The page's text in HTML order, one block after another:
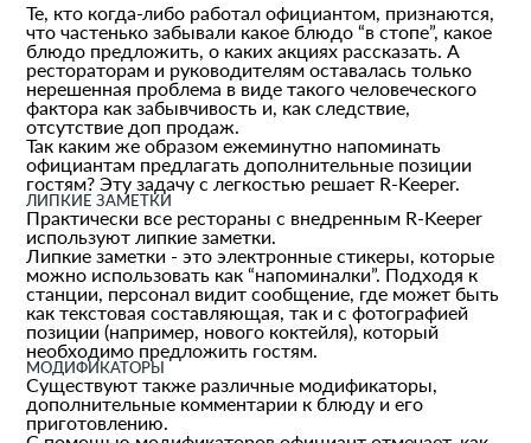
Те, кто когда-либо работал официантом, признаются,
что частенько забывали какое блюдо “в стопе”, какое
блюдо предложить, о каких акциях рассказать. А
рестораторам и руководителям оставалась только
нерешенная проблема в виде такого человеческого
фактора как забывчивость и, как следствие,
отсутствие доп продаж.
Так каким же образом ежеминутно напоминать
официантам предлагать дополнительные позиции
гостям? Эту задачу с легкостью решает R-Keeper.
ЛИПКИЕ ЗАМЕТКИ
Практически все рестораны с внедренным R-Keeper
используют липкие заметки.
Липкие заметки - это электронные стикеры, которые
можно использовать как “напоминалки”. Подходя к
станции, персонал видит сообщение, где может быть
как текстовая составляющая, так и с фотографией
позиции (например, нового коктейля), который
необходимо предложить гостям.
МОДИФИКАТОРЫ
Существуют также различные модификаторы,
дополнительные комментарии к блюду и его
приготовлению.